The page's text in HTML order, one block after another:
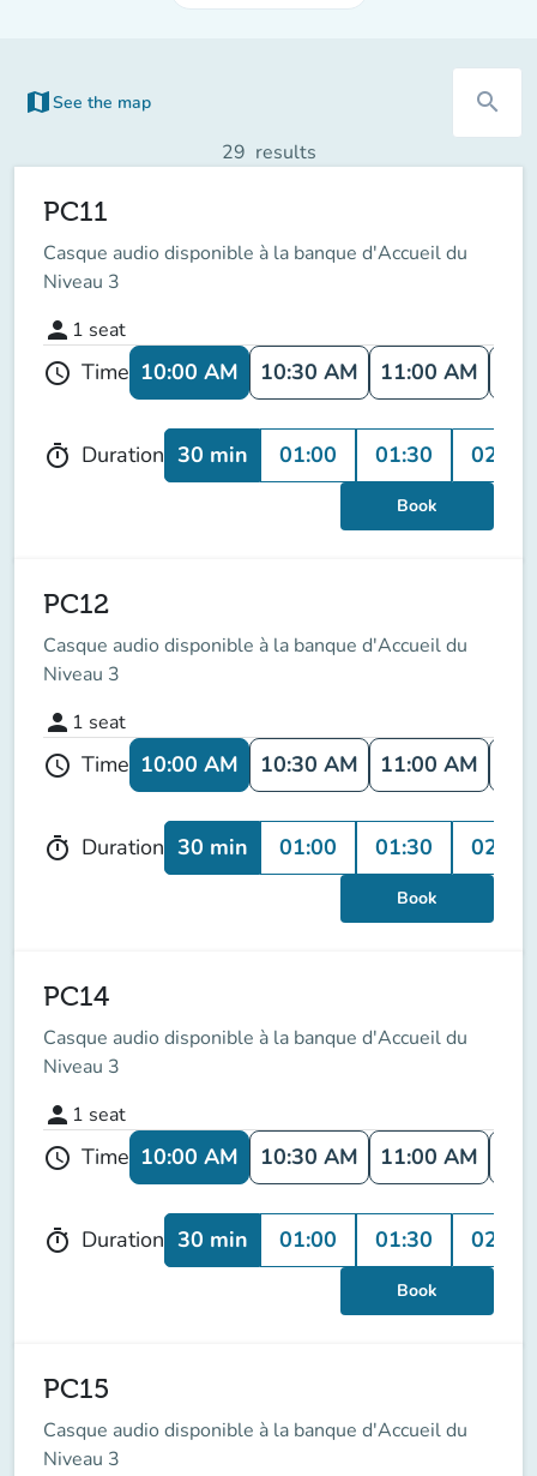
map See the map
(new tab) search
29 results
PC11
Casque audio disponible à la banque d'Accueil du
Niveau 3
person 1 seat
schedule Time 10:00 AM 10:30 AM 11:00 AM
timer Duration 30 min 01:00 01:30 02:00
Book
PC12
Casque audio disponible à la banque d'Accueil du
Niveau 3
person 1 seat
schedule Time 10:00 AM 10:30 AM 11:00 AM
timer Duration 30 min 01:00 01:30 02:00
Book
PC14
Casque audio disponible à la banque d'Accueil du
Niveau 3
person 1 seat
schedule Time 10:00 AM 10:30 AM 11:00 AM
timer Duration 30 min 01:00 01:30 02:00
Book
PC15
Casque audio disponible à la banque d'Accueil du
Niveau 3